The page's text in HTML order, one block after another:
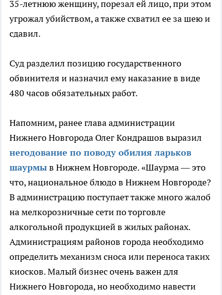
35-летнюю женщину, порезал ей лицо, при этом
угрожал убийством, а также схватил ее за шею и
сдавил.
Суд разделил позицию государственного
обвинителя и назначил ему наказание в виде
480 часов обязательных работ.
Напомним, ранее глава администрации
Нижнего Новгорода Олег Кондрашов выразил
негодование по поводу обилия ларьков
шаурмыв Нижнем Новгороде. «Шаурма — это
что, национальное блюдо в Нижнем Новгороде?
В администрацию поступает также много жалоб
на мелкорозничные сети по торговле
алкогольной продукцией в жилых районах.
Администрациям районов города необходимо
определить механизм сноса или переноса таких
киосков. Малый бизнес очень важен для
Нижнего Новгорода, но необходимо навести